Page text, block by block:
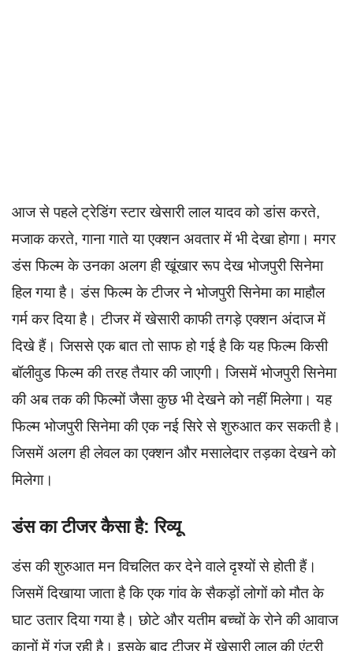
आज से पहले ट्रेडिंग स्टार खेसारी लाल यादव को डांस करते,
मजाक करते, गाना गाते या एक्शन अवतार में भी देखा होगा। मगर
डंस फिल्म के उनका अलग ही खूंखार रूप देख भोजपुरी सिनेमा
हिल गया है। डंस फिल्म के टीजर ने भोजपुरी सिनेमा का माहौल
गर्म कर दिया है। टीजर में खेसारी काफी तगड़े एक्शन अंदाज में
दिखे हैं। जिससे एक बात तो साफ हो गई है कि यह फिल्म किसी
बॉलीवुड फिल्म की तरह तैयार की जाएगी। जिसमें भोजपुरी सिनेमा
की अब तक की फिल्मों जैसा कुछ भी देखने को नहीं मिलेगा। यह
फिल्म भोजपुरी सिनेमा की एक नई सिरे से शुरुआत कर सकती है।
जिसमें अलग ही लेवल का एक्शन और मसालेदार तड़का देखने को
मिलेगा।
डंस का टीजर कैसा है: रिव्यू
डंस की शुरुआत मन विचलित कर देने वाले दृश्यों से होती हैं।
जिसमें दिखाया जाता है कि एक गांव के सैकड़ों लोगों को मौत के
घाट उतार दिया गया है। छोटे और यतीम बच्चों के रोने की आवाज
कानों में गूंज रही है। इसके बाद टीजर में खेसारी लाल की एंट्री